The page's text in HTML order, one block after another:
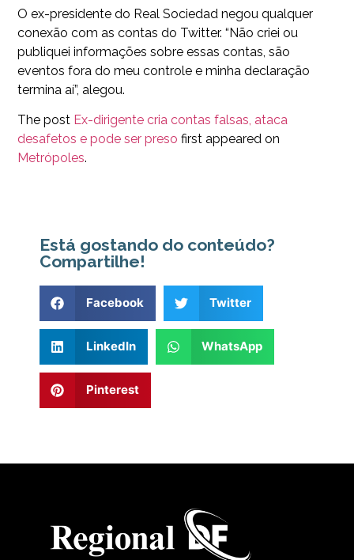
O ex-presidente do Real Sociedad negou qualquer
conexão com as contas do Twitter. “Não criei ou
publiquei informações sobre essas contas, são
eventos fora do meu controle e minha declaração
termina aí”, alegou.
The post Ex-dirigente cria contas falsas, ataca
desafetos e pode ser preso first appeared on
Metrópoles.
Está gostando do conteúdo?
Compartilhe!
Facebook Twitter
LinkedIn WhatsApp
Pinterest